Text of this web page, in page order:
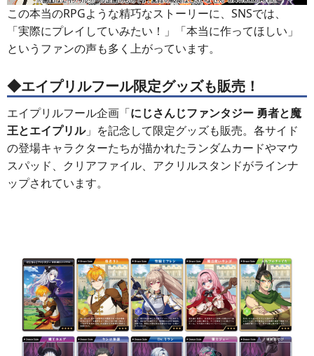
この本当のRPGような精巧なストーリーに、SNSでは、
「実際にプレイしていみたい！」「本当に作ってほしい」
というファンの声も多く上がっています。
◆エイプリルフール限定グッズも販売！
エイプリルフール企画「にじさんじファンタジー 勇者と魔
王とエイプリル」を記念して限定グッズも販売。各サイド
の登場キャラクターたちが描かれたランダムカードやマウ
スパッド、クリアファイル、アクリルスタンドがラインナ
ップされています。